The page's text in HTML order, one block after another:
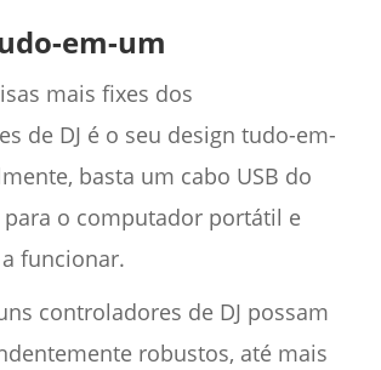
em-um
mais fixes dos
de DJ é o seu design tudo-em-
basta um cabo USB do
o computador portátil e
funcionar.
controladores de DJ possam
robustos, até mais